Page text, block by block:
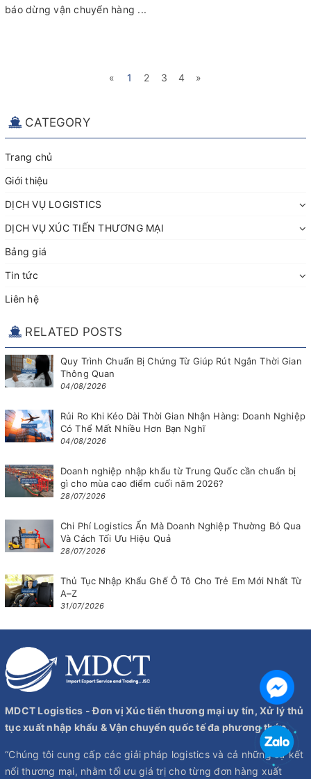
báo dừng vận chuyển hàng ...
« 1 2 3 4 »
CATEGORY
Trang chủ
Giới thiệu
DỊCH VỤ LOGISTICS
DỊCH VỤ XÚC TIẾN THƯƠNG MẠI
Bảng giá
Tin tức
Liên hệ
RELATED POSTS
Quy Trình Chuẩn Bị Chứng Từ Giúp Rút Ngắn Thời Gian
Thông Quan
04/08/2026
Rủi Ro Khi Kéo Dài Thời Gian Nhận Hàng: Doanh Nghiệp
Có Thể Mất Nhiều Hơn Bạn Nghĩ
04/08/2026
Doanh nghiệp nhập khẩu từ Trung Quốc cần chuẩn bị
gì cho mùa cao điểm cuối năm 2026?
28/07/2026
Chi Phí Logistics Ẩn Mà Doanh Nghiệp Thường Bỏ Qua
Và Cách Tối Ưu Hiệu Quả
28/07/2026
Thủ Tục Nhập Khẩu Ghế Ô Tô Cho Trẻ Em Mới Nhất Từ
A–Z
31/07/2026
MDCT Logistics - Đơn vị Xúc tiến thương mại uy tín, Xử lý thủ
tục xuất nhập khẩu & Vận chuyển quốc tế đa phương thức.
“Chúng tôi cung cấp các giải pháp logistics và cả những sự kết
nối thương mại, nhằm tối ưu giá trị cho từng đơn hàng xuất